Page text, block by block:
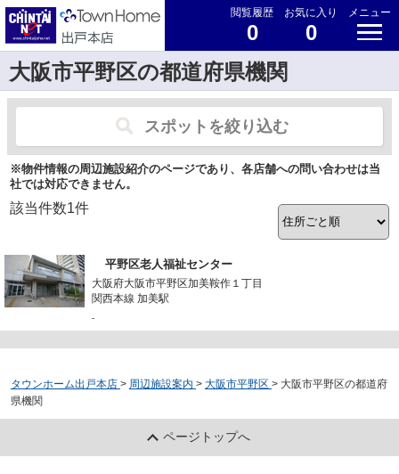
閲覧履歴
0
お気に入り
0
メニュー
大阪市平野区の都道府県機関
スポットを絞り込む
※物件情報の周辺施設紹介のページであり、各店舗への問い合わせは当
社では対応できません。
該当件数1件
平野区老人福祉センター
大阪府大阪市平野区加美鞍作１丁目
関西本線 加美駅
-
タウンホーム出戸本店 > 周辺施設案内 > 大阪市平野区 > 大阪市平野区の都道府
県機関
ページトップへ